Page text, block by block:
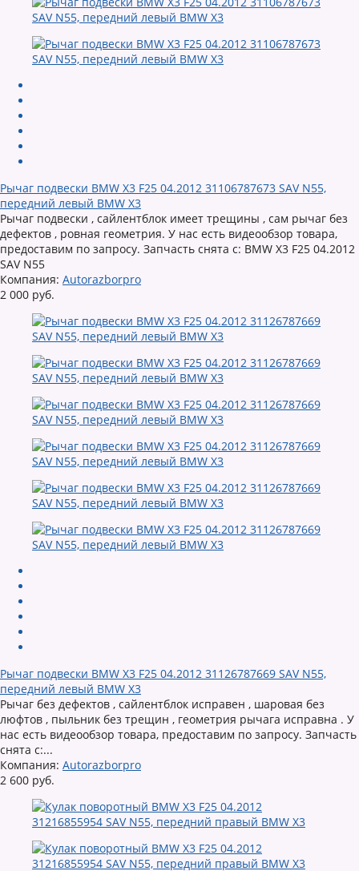
Рычаг подвески BMW X3 F25 04.2012 31106787673 SAV N55,
передний левый BMW X3
Рычаг подвески , сайлентблок имеет трещины , сам рычаг без
дефектов , ровная геометрия. У нас есть видеообзор товара,
предоставим по запросу. Запчасть снята с: BMW X3 F25 04.2012
SAV N55
Компания: Autorazborpro
2 000 руб.
Рычаг подвески BMW X3 F25 04.2012 31126787669 SAV N55,
передний левый BMW X3
Рычаг без дефектов , сайлентблок исправен , шаровая без
люфтов , пыльник без трещин , геометрия рычага исправна . У
нас есть видеообзор товара, предоставим по запросу. Запчасть
снята с:...
Компания: Autorazborpro
2 600 руб.